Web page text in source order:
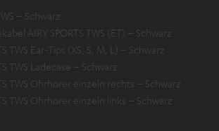
– Schwarz
AIRY SPORTS TWS (ET) – Schwarz
TWS Ear-Tips (XS, S, M, L) – Schwarz
TWS Ladecase – Schwarz
TWS Ohrhörer einzeln rechts – Schwarz
TWS Ohrhörer einzeln links – Schwarz